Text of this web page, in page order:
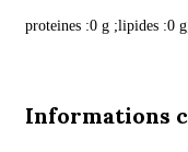
proteines :0 g ;lipides :0
Informations